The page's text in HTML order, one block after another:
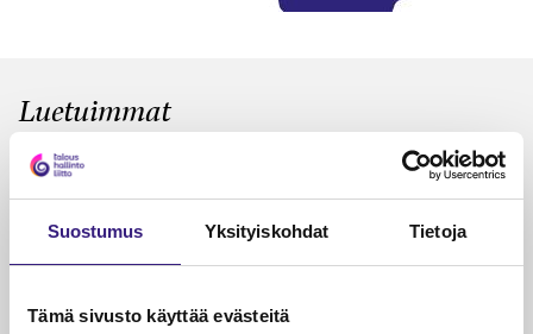
Suostumus Yksityiskohdat Tietoja
Tämä sivusto käyttää evästeitä
Luetuimmat
VEROTUS
Kulu­veloitukset arvon­lisä­
verotuksessa – omien kulujen
veloitus, kulujen edelleen­
Petri Salomaa